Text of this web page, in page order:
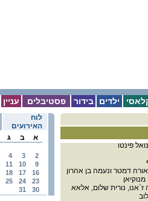
עניין פסטיבלים בידור ילדים
לוח
האירועים
א
ב ג
2
3
4
9
10
11
16
17
18
23
24
25
30
31
פינטו
דמטר ונעמה בן אהרון
ז`אנו, נורית שלום, אלאא